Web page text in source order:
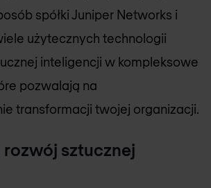
spółki Juniper Networks i
użytecznych technologii
inteligencji w kompleksowe
pozwalają na
transformacji twojej organizacji.
rozwój sztucznej